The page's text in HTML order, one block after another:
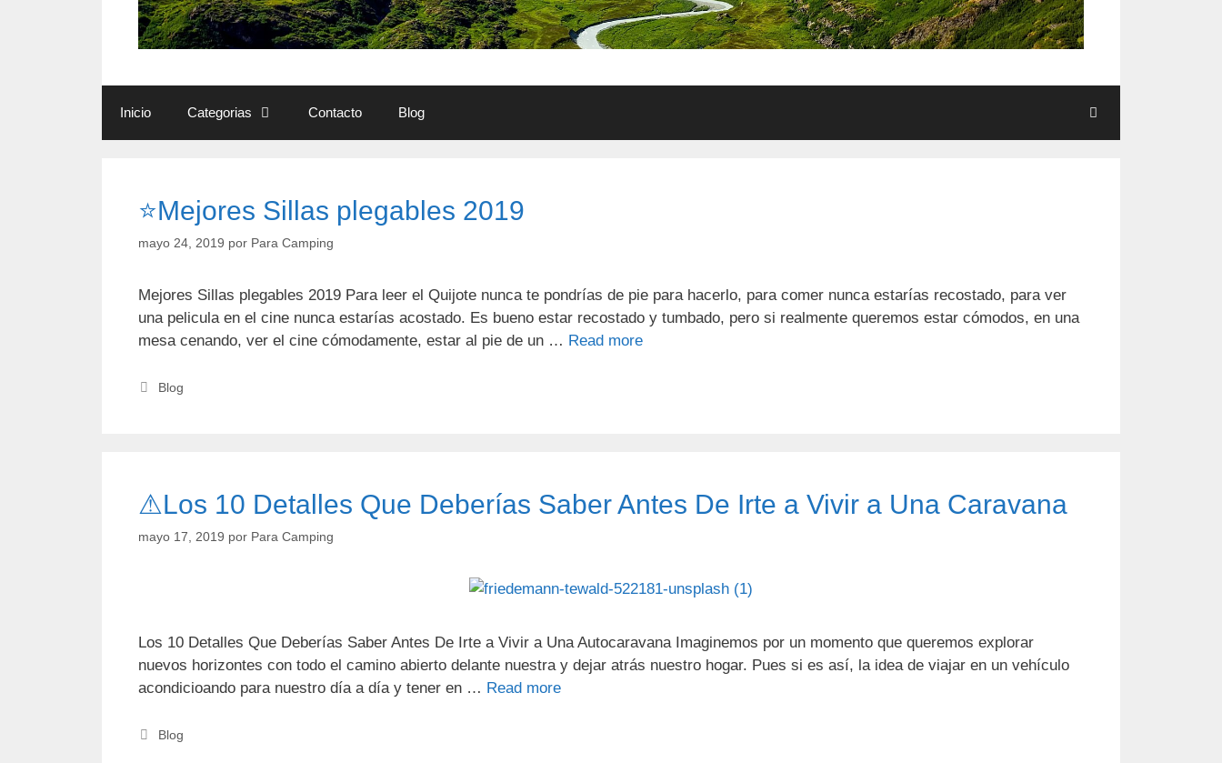
Inicio Categorias Contacto Blog
⭐Mejores Sillas plegables 2019
mayo 24, 2019 por Para Camping
Mejores Sillas plegables 2019 Para leer el Quijote nunca te pondrías de pie para hacerlo, para comer nunca estarías recostado, para ver
una pelicula en el cine nunca estarías acostado. Es bueno estar recostado y tumbado, pero si realmente queremos estar cómodos, en una
mesa cenando, ver el cine cómodamente, estar al pie de un … Read more
Categorías
Blog
⚠Los 10 Detalles Que Deberías Saber Antes De Irte a Vivir a Una Caravana
mayo 17, 2019 por Para Camping
Los 10 Detalles Que Deberías Saber Antes De Irte a Vivir a Una Autocaravana Imaginemos por un momento que queremos explorar
nuevos horizontes con todo el camino abierto delante nuestra y dejar atrás nuestro hogar. Pues si es así, la idea de viajar en un vehículo
acondicioando para nuestro día a día y tener en … Read more
Categorías
Blog